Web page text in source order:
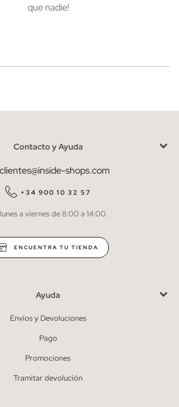
que nadie!
lapolítica de privacidad
QUIERO SUSCRIBIRME
la suscripción en cualquier momento.
Contacto y Ayuda
clientes@inside-shops.com
+34 900 10 32 57
a viernes de 8:00 a 14:00.
ENCUENTRA TU TIENDA
Ayuda
Envíos y Devoluciones
Pago
Promociones
Tramitar devolución